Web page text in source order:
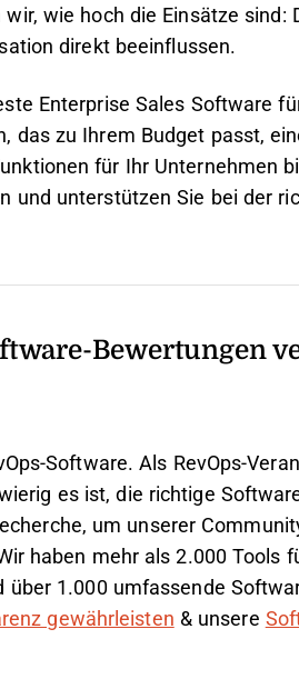
wie hoch die Einsätze sind:
direkt beeinflussen.
Enterprise Sales Software
das zu Ihrem Budget passt,
für Ihr Unternehmen
und unterstützen Sie bei der
Bewertungen
Software. Als RevOps-
es ist, die richtige
um unserer
haben mehr als 2.000 Tools
über 1.000 umfassende
gewährleisten & unsere